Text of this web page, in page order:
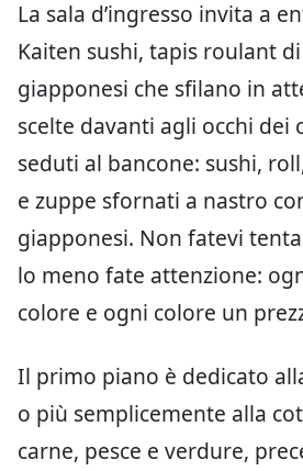
La sala d’ingresso invita a
Kaiten sushi, tapis roulant
giapponesi che sfilano in
scelte davanti agli occhi dei
seduti al bancone: sushi,
e zuppe sfornati a nastro
giapponesi. Non fatevi
lo meno fate attenzione:
colore e ogni colore un
Il primo piano è dedicato
o più semplicemente alla
carne, pesce e verdure,